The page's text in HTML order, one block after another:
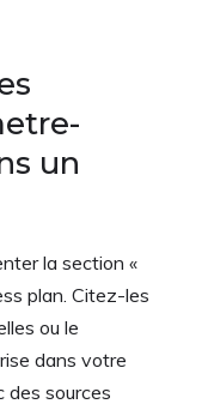
un
la section «
plan. Citez-les
ou le
dans votre
des sources